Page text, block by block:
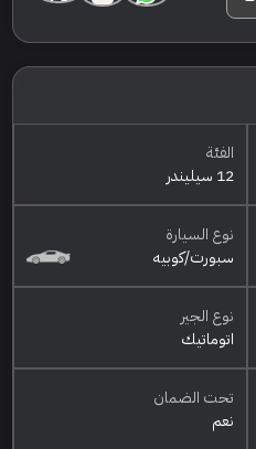
الفئة
12 سيليندر
نوع السيارة
سبورت/كوبيه
نوع الجير
اتوماتيك
تحت الضمان
نعم